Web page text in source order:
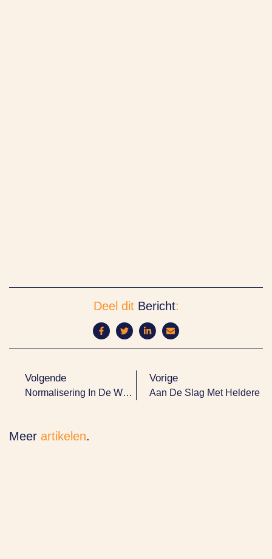
Deel dit Bericht:
Volgende
Normalisering In De Wmo
Vorige
Aan De Slag Met Heldere
Meer artikelen.